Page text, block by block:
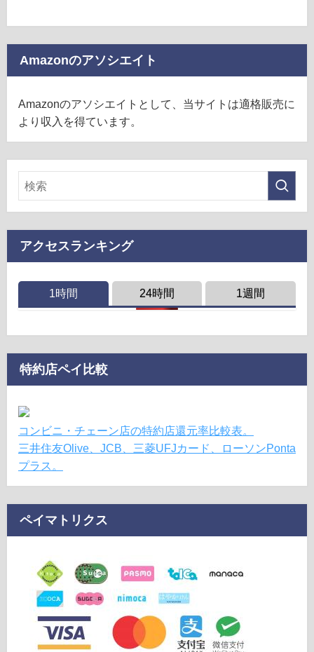
Amazonのアソシエイト
Amazonのアソシエイトとして、当サイトは適格販売に
より収入を得ています。
アクセスランキング
1時間 24時間 1週間
特約店ペイ比較
コンビニ・チェーン店の特約店還元率比較表。
三井住友Olive、JCB、三菱UFJカード、ローソンPonta
プラス。
ペイマトリクス